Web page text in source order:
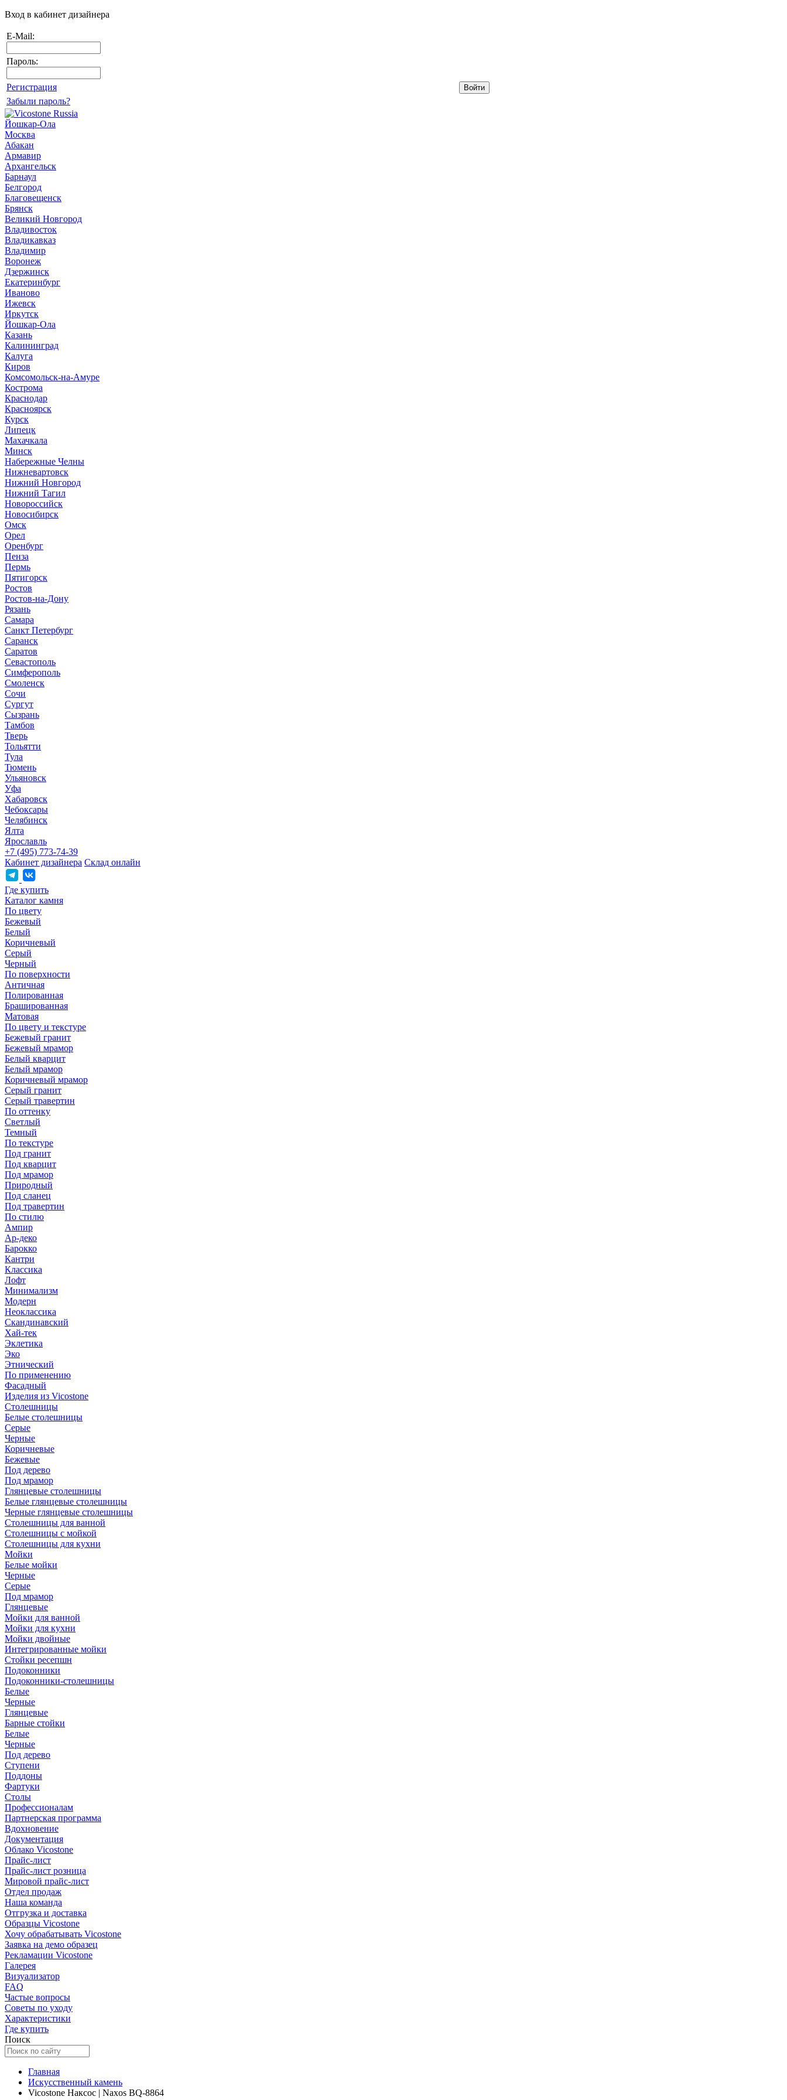
Вход в кабинет дизайнера
E-Mail:
Пароль:
Регистрация
Забыли пароль?
Йошкар-Ола
Москва
Абакан
Армавир
Архангельск
Барнаул
Белгород
Благовещенск
Брянск
Великий Новгород
Владивосток
Владикавказ
Владимир
Воронеж
Дзержинск
Екатеринбург
Иваново
Ижевск
Иркутск
Йошкар-Ола
Казань
Калининград
Калуга
Киров
Комсомольск-на-Амуре
Кострома
Краснодар
Красноярск
Курск
Липецк
Махачкала
Минск
Набережные Челны
Нижневартовск
Нижний Новгород
Нижний Тагил
Новороссийск
Новосибирск
Омск
Орел
Оренбург
Пенза
Пермь
Пятигорск
Ростов
Ростов-на-Дону
Рязань
Самара
Санкт Петербург
Саранск
Саратов
Севастополь
Симферополь
Смоленск
Сочи
Сургут
Сызрань
Тамбов
Тверь
Тольятти
Тула
Тюмень
Ульяновск
Уфа
Хабаровск
Чебоксары
Челябинск
Ялта
Ярославль
+7 (495) 773-74-39
Кабинет дизайнера Склад онлайн
Где купить
Каталог камня
По цвету
Бежевый
Белый
Коричневый
Серый
Черный
По поверхности
Античная
Полированная
Брашированная
Матовая
По цвету и текстуре
Бежевый гранит
Бежевый мрамор
Белый кварцит
Белый мрамор
Коричневый мрамор
Серый гранит
Серый травертин
По оттенку
Светлый
Темный
По текстуре
Под гранит
Под кварцит
Под мрамор
Природный
Под сланец
Под травертин
По стилю
Ампир
Ар-деко
Барокко
Кантри
Классика
Лофт
Минимализм
Модерн
Неоклассика
Скандинавский
Хай-тек
Эклетика
Эко
Этнический
По применению
Фасадный
Изделия из Vicostone
Столешницы
Белые столешницы
Серые
Черные
Коричневые
Бежевые
Под дерево
Под мрамор
Глянцевые столешницы
Белые глянцевые столешницы
Черные глянцевые столешницы
Столешницы для ванной
Столешницы с мойкой
Столешницы для кухни
Мойки
Белые мойки
Черные
Серые
Под мрамор
Глянцевые
Мойки для ванной
Мойки для кухни
Мойки двойные
Интегрированные мойки
Стойки ресепшн
Подоконники
Подоконники-столешницы
Белые
Черные
Глянцевые
Барные стойки
Белые
Черные
Под дерево
Ступени
Поддоны
Фартуки
Столы
Профессионалам
Партнерская программа
Вдохновение
Документация
Облако Vicostone
Прайс-лист
Прайс-лист розница
Мировой прайс-лист
Отдел продаж
Наша команда
Отгрузка и доставка
Образцы Vicostone
Хочу обрабатывать Vicostone
Заявка на демо образец
Рекламации Vicostone
Галерея
Визуализатор
FAQ
Частые вопросы
Советы по уходу
Характеристики
Где купить
Поиск
Главная
Искусственный камень
Vicostone Наксос | Naxos BQ-8864